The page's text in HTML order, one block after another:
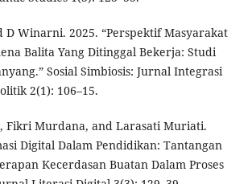
Winarni. 2025. “Perspektif Masyarakat
Balita Yang Ditinggal Bekerja: Studi
Sosial Simbiosis: Jurnal Integrasi
2(1): 106–15.
Fikri Murdana, and Larasati Muriati.
Digital Dalam Pendidikan: Tantangan
Kecerdasan Buatan Dalam Proses